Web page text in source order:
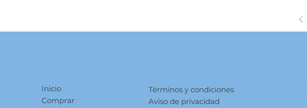
Inicio
Comprar
Términos y condiciones
Aviso de privacidad